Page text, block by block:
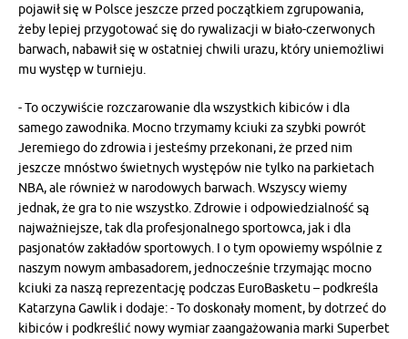
pojawił się w Polsce jeszcze przed początkiem zgrupowania,
żeby lepiej przygotować się do rywalizacji w biało-czerwonych
barwach, nabawił się w ostatniej chwili urazu, który uniemożliwi
mu występ w turnieju.
- To oczywiście rozczarowanie dla wszystkich kibiców i dla
samego zawodnika. Mocno trzymamy kciuki za szybki powrót
Jeremiego do zdrowia i jesteśmy przekonani, że przed nim
jeszcze mnóstwo świetnych występów nie tylko na parkietach
NBA, ale również w narodowych barwach. Wszyscy wiemy
jednak, że gra to nie wszystko. Zdrowie i odpowiedzialność są
najważniejsze, tak dla profesjonalnego sportowca, jak i dla
pasjonatów zakładów sportowych. I o tym opowiemy wspólnie z
naszym nowym ambasadorem, jednocześnie trzymając mocno
kciuki za naszą reprezentację podczas EuroBasketu – podkreśla
Katarzyna Gawlik i dodaje: - To doskonały moment, by dotrzeć do
kibiców i podkreślić nowy wymiar zaangażowania marki Superbet